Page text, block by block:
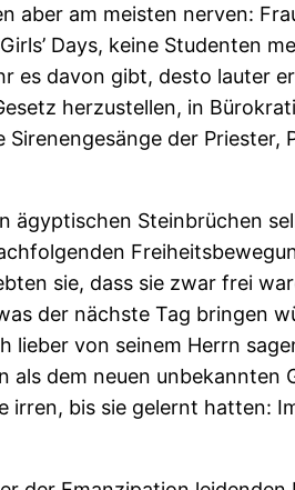
aber am meisten nerven:
Days, keine Studenten
es davon gibt, desto lauter
herzustellen, in
der Priester,
ägyptischen Steinbrüchen
sie, dass sie zwar frei
der nächste Tag bringen
von seinem Herrn
dem neuen unbekannten
irren, bis sie gelernt hatten: